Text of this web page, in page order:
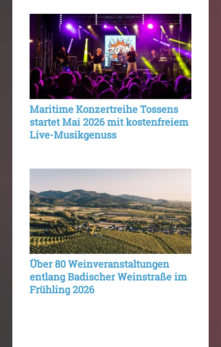
Maritime Konzertreihe Tossens
startet Mai 2026 mit kostenfreiem
Live-Musikgenuss
Über 80 Weinveranstaltungen
entlang Badischer Weinstraße im
Frühling 2026